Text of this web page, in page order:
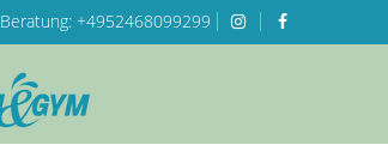
Beratung: +4952468099299